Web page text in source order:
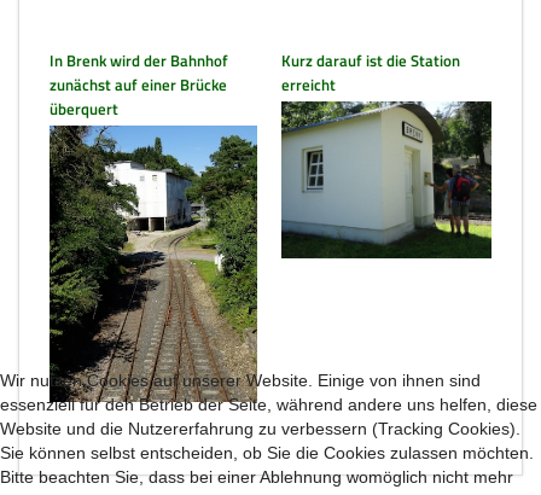
In Brenk wird der Bahnhof
zunächst auf einer Brücke
überquert
Kurz darauf ist die Station
erreicht
Wir nutzen Cookies auf unserer Website. Einige von ihnen sind
essenziell für den Betrieb der Seite, während andere uns helfen, diese
Website und die Nutzererfahrung zu verbessern (Tracking Cookies).
Sie können selbst entscheiden, ob Sie die Cookies zulassen möchten.
Bitte beachten Sie, dass bei einer Ablehnung womöglich nicht mehr